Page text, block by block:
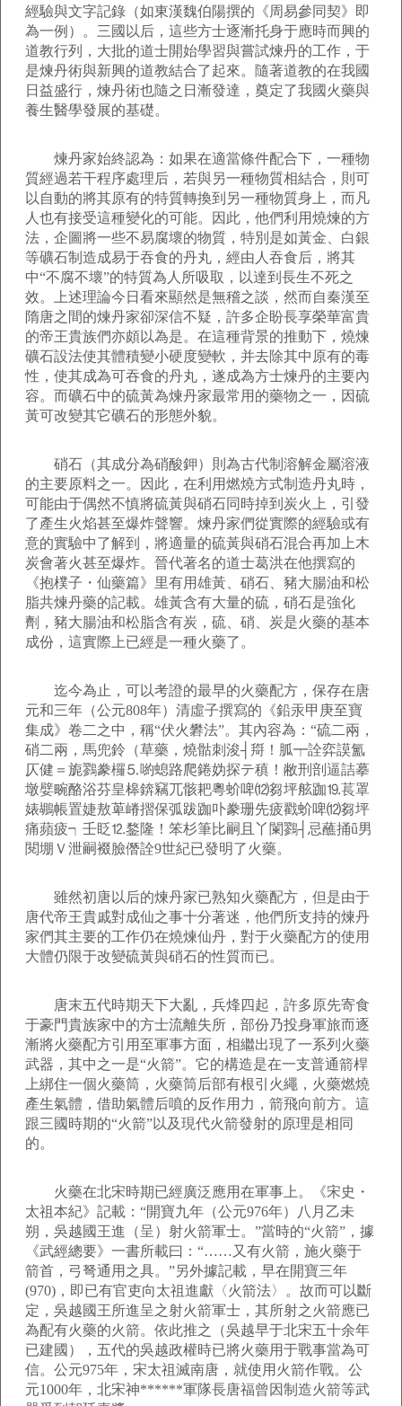
經驗與文字記錄（如東漢魏伯陽撰的《周易參同契》即
為一例）。三國以后，這些方士逐漸托身于應時而興的
道教行列，大批的道士開始學習與嘗試煉丹的工作，于
是煉丹術與新興的道教結合了起來。隨著道教的在我國
日益盛行，煉丹術也隨之日漸發達，奠定了我國火藥與
養生醫學發展的基礎。
煉丹家始終認為：如果在適當條件配合下，一種物
質經過若干程序處理后，若與另一種物質相結合，則可
以自動的將其原有的特質轉換到另一種物質身上，而凡
人也有接受這種變化的可能。因此，他們利用燒煉的方
法，企圖將一些不易腐壞的物質，特別是如黃金、白銀
等礦石制造成易于吞食的丹丸，經由人吞食后，將其
中“不腐不壞”的特質為人所吸取，以達到長生不死之
效。上述理論今日看來顯然是無稽之談，然而自秦漢至
隋唐之間的煉丹家卻深信不疑，許多企盼長享榮華富貴
的帝王貴族們亦頗以為是。在這種背景的推動下，燒煉
礦石設法使其體積變小硬度變軟，并去除其中原有的毒
性，使其成為可吞食的丹丸，遂成為方士煉丹的主要內
容。而礦石中的硫黃為煉丹家最常用的藥物之一，因硫
黃可改變其它礦石的形態外貌。
硝石（其成分為硝酸鉀）則為古代制溶解金屬溶液
的主要原料之一。因此，在利用燃燒方式制造丹丸時，
可能由于偶然不慎將硫黃與硝石同時掉到炭火上，引發
了產生火焰甚至爆炸聲響。煉丹家們從實際的經驗或有
意的實驗中了解到，將適量的硫黃與硝石混合再加上木
炭會著火甚至爆炸。晉代著名的道士葛洪在他撰寫的
《抱樸子・仙藥篇》里有用雄黃、硝石、豬大腸油和松
脂共煉丹藥的記載。雄黃含有大量的硫，硝石是強化
劑，豬大腸油和松脂含有炭，硫、硝、炭是火藥的基本
成份，這實際上已經是一種火藥了。
迄今為止，可以考證的最早的火藥配方，保存在唐
元和三年（公元808年）清虛子撰寫的《鉛汞甲庚至寶
集成》卷二之中，稱“伏火礬法”。其內容為：“硫二兩，
硝二兩，馬兜鈴（草藥，燒骷刺浚┤搿！胍┯詮弈謨氳
仄健＝旎鷚豢欏⒌喲螅路爬錈妫探テ稹！敝刑剖逼詰摹
墩嬖畹酪浴芬皇槔錛竊兀骸耙粵蚧啤⑿芻坪舷跏⒚萇罩
婊鶘帳置婕敖萆嵴摺保弧跋跏卟豢珊先疲戳蚧啤⑿芻坪
痛蘋疲┑壬眨⒓鍪隆！笨杉筆比嗣且丫闌鷚┤忌蘸捅ǖ男
閱堋Ｖ泄嗣裰臉僭詮9世紀已發明了火藥。
雖然初唐以后的煉丹家已熟知火藥配方，但是由于
唐代帝王貴戚對成仙之事十分著迷，他們所支持的煉丹
家們其主要的工作仍在燒煉仙丹，對于火藥配方的使用
大體仍限于改變硫黃與硝石的性質而已。
唐末五代時期天下大亂，兵烽四起，許多原先寄食
于豪門貴族家中的方士流離失所，部份乃投身軍旅而逐
漸將火藥配方引用至軍事方面，相繼出現了一系列火藥
武器，其中之一是“火箭”。它的構造是在一支普通箭桿
上綁住一個火藥筒，火藥筒后部有根引火繩，火藥燃燒
產生氣體，借助氣體后噴的反作用力，箭飛向前方。這
跟三國時期的“火箭”以及現代火箭發射的原理是相同
的。
火藥在北宋時期已經廣泛應用在軍事上。《宋史・
太祖本紀》記載：“開寶九年（公元976年）八月乙未
朔，吳越國王進（呈）射火箭軍士。”當時的“火箭”，據
《武經總要》一書所載曰：“……又有火箭，施火藥于
箭首，弓弩通用之具。”另外據記載，早在開寶三年
(970)，即已有官吏向太祖進獻〈火箭法〉。故而可以斷
定，吳越國王所進呈之射火箭軍士，其所射之火箭應已
為配有火藥的火箭。依此推之（吳越早于北宋五十余年
已建國），五代的吳越政權時已將火藥用于戰事當為可
信。公元975年，宋太祖滅南唐，就使用火箭作戰。公
元1000年，北宋神******軍隊長唐福曾因制造火箭等武